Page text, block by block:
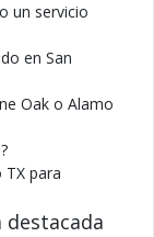
un servicio
en San
Oak o Alamo
TX para